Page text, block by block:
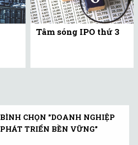
Tâm sóng IPO thứ 3
BÌNH CHỌN "DOANH NGHIỆP
PHÁT TRIỂN BỀN VỮNG"